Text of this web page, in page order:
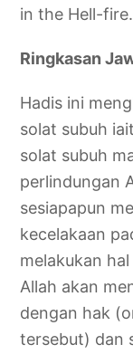
in the Hell-
Ringkasan
Hadis ini
solat subuh
solat subuh
perlindungan
sesiapapun
kecelakaan
melakukan
Allah akan
dengan hak
tersebut) dan